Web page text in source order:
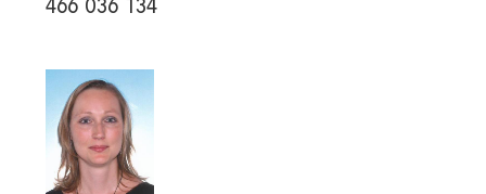
466 036 134